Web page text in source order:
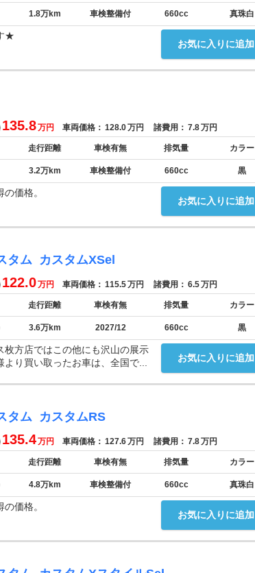
1.8万km 車検整備付 660cc 真珠白
お気に入りに追加
★
135.8万円 車両価格： 128.0万円 諸費用： 7.8万円
走行距離 車検有無 排気量 カラー
3.2万km 車検整備付 660cc 黒
お気に入りに追加
価格。
タム カスタムXSel
122.0万円 車両価格： 115.5万円 諸費用： 6.5万円
走行距離 車検有無 排気量 カラー
3.6万km 2027/12 660cc 黒
お気に入りに追加
方店ではこの他にも沢山の展示
り買い取ったお車は、全国で...
タム カスタムRS
135.4万円 車両価格： 127.6万円 諸費用： 7.8万円
走行距離 車検有無 排気量 カラー
4.8万km 車検整備付 660cc 真珠白
お気に入りに追加
価格。